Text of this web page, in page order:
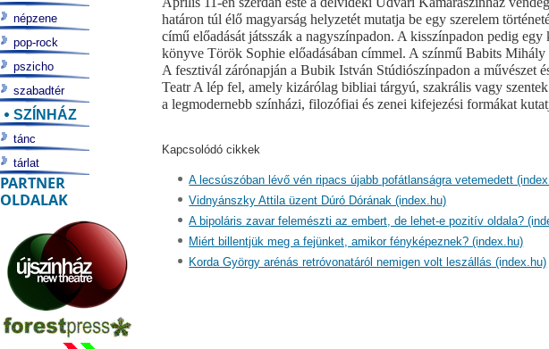
határon túl élő magyarság helyzetét mutatja be egy szerelem
című előadását játsszák a nagyszínpadon. A kisszínpadon pedig
könyve Török Sophie előadásában címmel. A színmű Babits Mihály
A fesztivál zárónapján a Bubik István Stúdiószínpadon a művészet
Teatr A lép fel, amely kizárólag bibliai tárgyú, szakrális vagy
a legmodernebb színházi, filozófiai és zenei kifejezési formákat
Kapcsolódó cikkek
A lecsúszóban lévő vén ripacs újabb pofátlanságra vetemedett
Vidnyánszky Attila üzent Dúró Dórának (index.hu)
A bipoláris zavar felemészti az embert, de lehet-e pozitív oldala?
Miért billentjük meg a fejünket, amikor fényképeznek? (index.hu)
Korda György arénás retróvonatáról nemigen volt leszállás (index.hu)
népzene
pop-rock
pszicho
szabadtér
SZÍNHÁZ
tánc
tárlat
PARTNER
OLDALAK